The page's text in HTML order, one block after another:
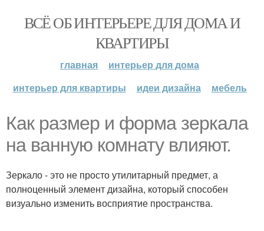
ВСЁ ОБ ИНТЕРЬЕРЕ ДЛЯ ДОМА И
КВАРТИРЫ
главная
интерьер для дома
интерьер для квартиры
идеи дизайна мебель
Как размер и форма зеркала
на ванную комнату влияют.
Зеркало - это не просто утилитарный предмет, а
полноценный элемент дизайна, который способен
визуально изменить восприятие пространства.